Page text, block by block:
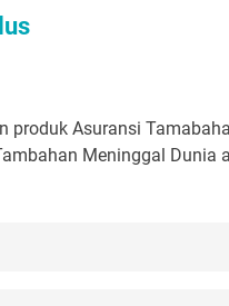
produk Asuransi
Meninggal